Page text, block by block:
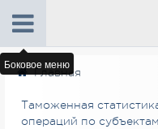
Главная
Таможенная
операций по
Боковое меню